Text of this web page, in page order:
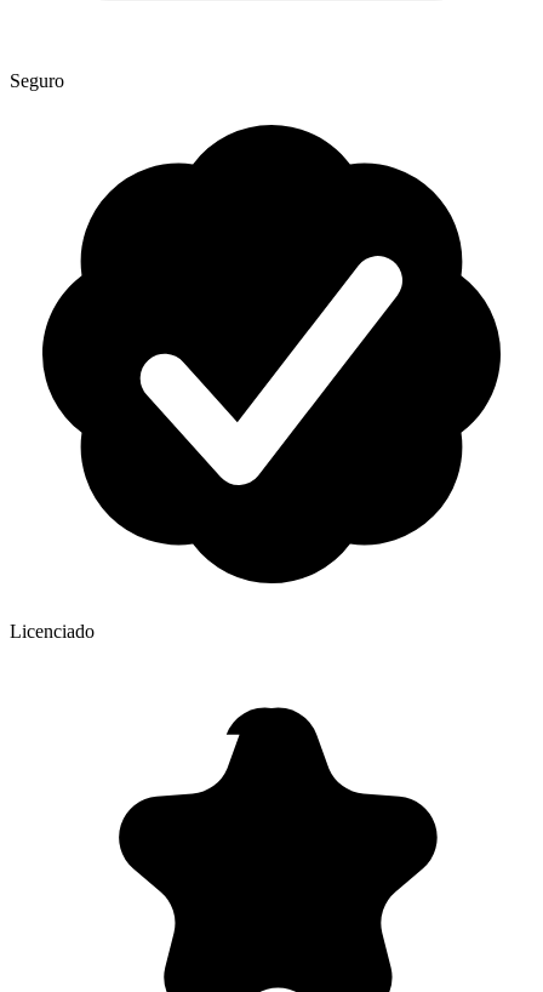
Seguro
Licenciado